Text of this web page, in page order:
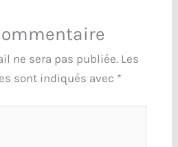
ne sera pas publiée. Les
sont indiqués avec *